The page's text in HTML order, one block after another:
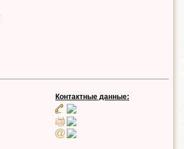
Контактные данные: